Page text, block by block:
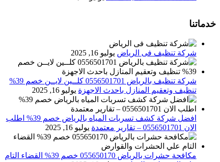
خدماتنا
شركة تنظيف فى الرياض يوليو 16, 2025
شركة تنظيف بالرياض 0556501701 كلــين لايــن خصم 39%
تنظيف وتعقيم المنازل باحدث الاجهزة يوليو 16, 2025
افضل شركة كشف تسربات المياه بالرياض خصم 39% اطلب
الان 0556501701‬‏ – تقارير معتمدة
يوليو 16, 2025
مكافحة حشرات بالرياض 055650170 خصم 39% القضاء التام